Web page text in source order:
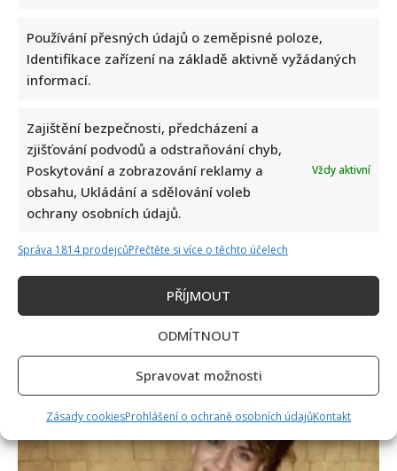
Používání přesných údajů o zeměpisné poloze,
Identifikace zařízení na základě aktivně vyžádaných
informací.
Zajištění bezpečnosti, předcházení a
zjišťování podvodů a odstraňování chyb,
Poskytování a zobrazování reklamy a
obsahu, Ukládání a sdělování voleb
ochrany osobních údajů.
Vždy aktivní
Správa 1814 prodejcůPřečtěte si více o těchto účelech
PŘÍJMOUT
ODMÍTNOUT
Spravovat možnosti
Zásady cookiesProhlášení o ochraně osobních údajůKontakt
Celebrity
Aleš Brichta otevřeně o svých zdravotních
problémech: Je téměř slepý a potřebuje neustálou
péči